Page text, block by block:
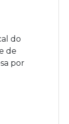
do
de
por